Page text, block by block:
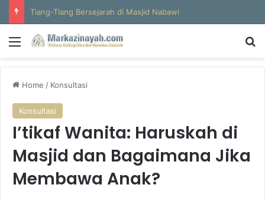
Al-Hajun
Menu
Home / Konsultasi
Konsultasi
I’tikaf Wanita: Haruskah di
Masjid dan Bagaimana Jika
Membawa Anak?